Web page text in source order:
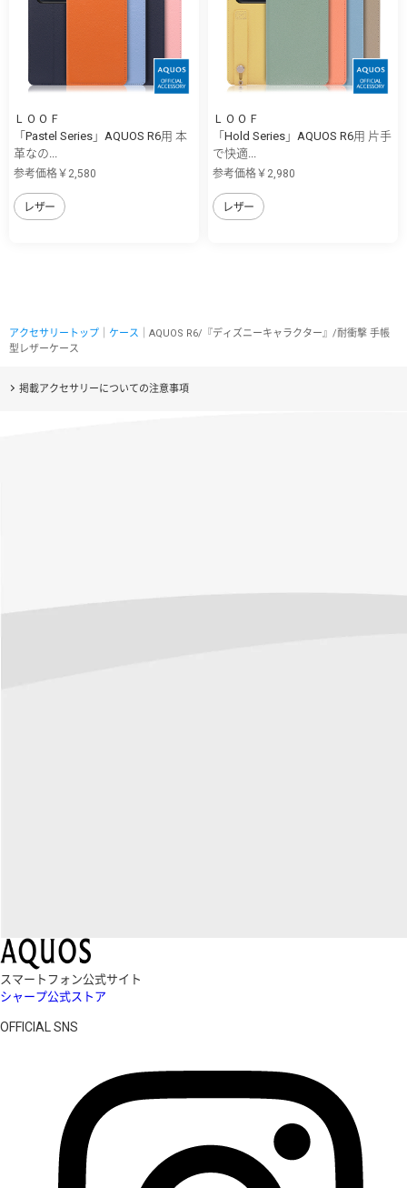
ＬＯＯＦ
「Pastel Series」AQUOS R6用 本
革なの...
参考価格￥2,580
レザー
ＬＯＯＦ
「Hold Series」AQUOS R6用 片手
で快適...
参考価格￥2,980
レザー
アクセサリートップ ケース ｜AQUOS R6/『ディズニーキャラクター』/耐衝撃 手帳
型レザーケース
掲載アクセサリーについての注意事項
スマートフォン公式サイト
シャープ公式ストア
OFFICIAL SNS